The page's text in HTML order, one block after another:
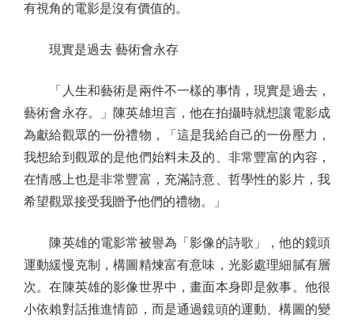
有視角的電影是沒有價值的。
現實是過去 藝術會永存
「人生和藝術是兩件不一樣的事情，現實是過去，
藝術會永存。」陳英雄坦言，他在拍攝時就想讓電影成
為獻給觀眾的一份禮物，「這是我給自己的一份壓力，
我想給到觀眾的是他們始料未及的、非常豐富的內容，
在情感上也是非常豐富，充滿詩意、哲學性的影片，我
希望觀眾接受我贈予他們的禮物。」
陳英雄的電影常被譽為「影像的詩歌」，他的鏡頭
運動緩慢克制，構圖精煉富有意味，光影處理細膩有層
次。在陳英雄的影像世界中，畫面本身即是敘事。他很
小依賴對話推進情節，而是通過鏡頭的運動、構圖的變